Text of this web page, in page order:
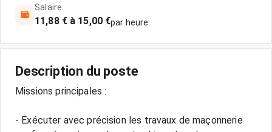
Salaire
11,88 € à 15,00 €par heure
Description du poste
Missions principales :
- Exécuter avec précision les travaux de maçonnerie